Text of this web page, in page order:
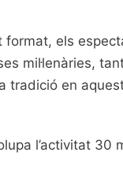
els
mil·lenàries,
en
l’activitat 30